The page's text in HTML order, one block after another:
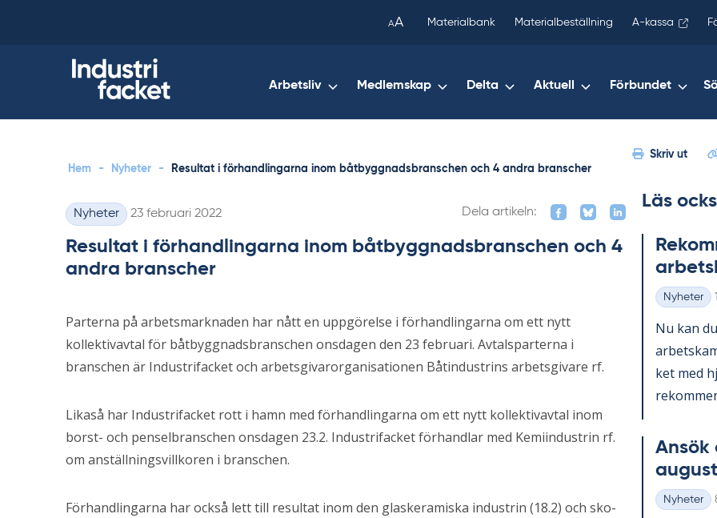
AA Materialbank Materialbeställning A-kassa
Arbetsliv Medlemskap Delta Aktuell Förbundet
Hem - Nyheter - Resultat i förhandlingarna inom båtbyggnadsbranschen och 4 andra branscher
Skriv ut
Kategorier
Nyheter Skriven
23 februari 2022 Dela artikeln:
Resultat i förhandlingarna inom båtbyggnadsbranschen och 4
andra branscher
Parterna på arbetsmarknaden har nått en uppgörelse i förhandlingarna om ett nytt
kollektivavtal för båtbyggnadsbranschen onsdagen den 23 februari. Avtalsparterna i
branschen är Industrifacket och arbetsgivarorganisationen Båtindustrins arbetsgivare rf.
Likaså har Industrifacket rott i hamn med förhandlingarna om ett nytt kollektivavtal inom
borst- och penselbranschen onsdagen 23.2. Industrifacket förhandlar med Kemiindustrin rf.
om anställningsvillkoren i branschen.
Förhandlingarna har också lett till resultat inom den glaskeramiska industrin (18.2) och sko-
Läs
Kategorier
Nyheter
Nu kan
ket med
An­sök
Kategorier
Nyheter
copied
your
clipboard.)